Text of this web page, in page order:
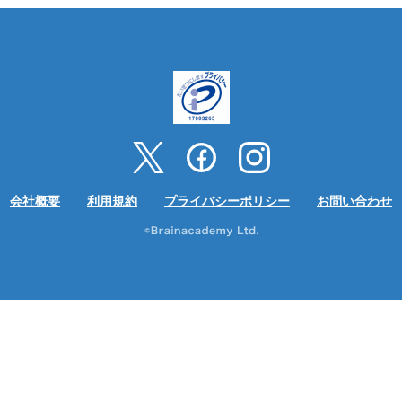
会社概要 利用規約 プライバシーポリシー お問い合わせ